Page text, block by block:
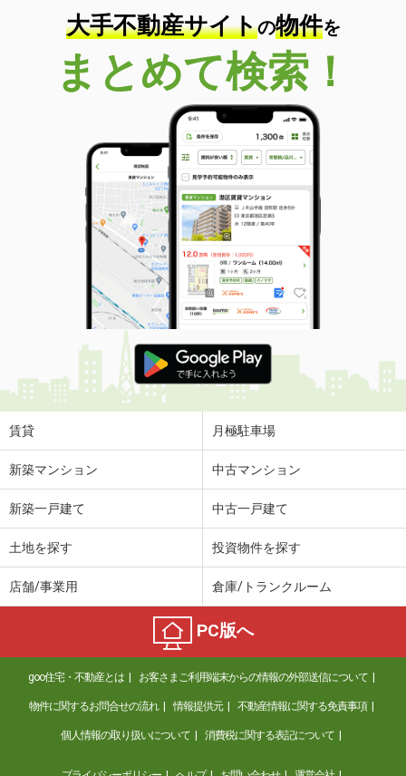
間取り
1K
石川県白山市成町
価 格
5.90万円
石川県白山市成町
23.18m²
間取り
1K
石川県金沢市彦三町１
価 格
7.55万円
住 所
石川県金沢市彦三町１
専有面積 29.44m²
間取り
ワンルーム
石川県金沢市八日市２丁目
価 格
6.70万円
住 所
石川県金沢市八日市２丁目
専有面積
石川県かほく市白尾
5.45万円
石川県白山市中成２
8.90万円
住 所
石川県白山市中成２
専有面積 53.77m²
間取り
2LDK
石川県小松市島町
大手不動産サイトの物件を
まとめて検索！
賃貸 月極駐車場
新築マンション 中古マンション
新築一戸建て 中古一戸建て
土地を探す 投資物件を探す
店舗/事業用 倉庫/トランクルーム
PC版へ
goo住宅・不動産とは お客さまご利用端末からの情報の外部送信について
物件に関するお問合せの流れ 情報提供元 不動産情報に関する免責事項
個人情報の取り扱いについて 消費税に関する表記について